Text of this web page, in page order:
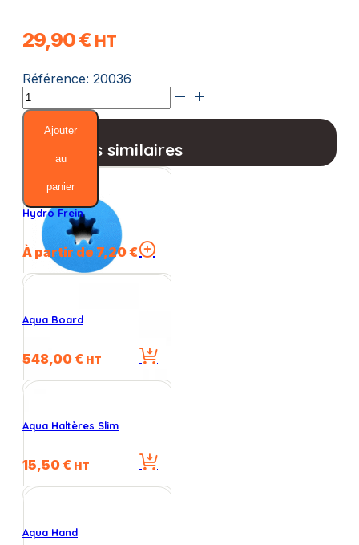
29,90€ HT
Référence: 20036
quantité
de
Aqua
Sandow
Rouge
Ajouter
au
panier
Produits similaires
Hydro Frein
À partir de 7,20€
Ce
peuvent
être
choisies
du
produit
Aqua Board
548,00€ HT
Aqua Haltères Slim
15,50€ HT
Aqua Hand